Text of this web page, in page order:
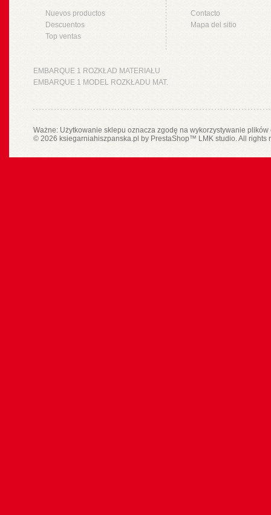
Nuevos productos
Descuentos
Top ventas
Contacto
Mapa del sitio
EMBARQUE 1 ROZKŁAD MATERIAŁU
EMBARQUE 1 MODEL ROZKŁADU MAT.
Ważne: Użytkowanie sklepu oznacza zgodę na wykorzystywanie
© 2026 ksiegarniahiszpanska.pl by PrestaShop™ LMK studio. All rights